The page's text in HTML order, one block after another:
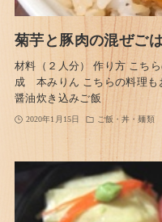
菊芋と豚肉の混ぜご
材料（２人分） 作り方 こち
成 本みりん こちらの料理も
醤油炊き込みご飯
2020年1月15日 ご飯・丼・麺類